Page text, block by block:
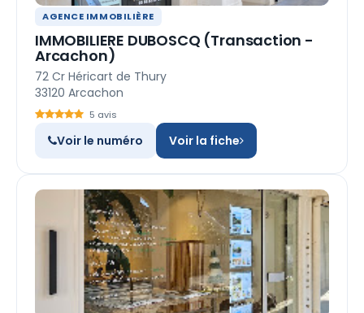
AGENCE IMMOBILIÈRE
IMMOBILIERE DUBOSCQ (Transaction -
Arcachon)
72 Cr Héricart de Thury
33120 Arcachon
5 avis
Voir le numéro Voir la fiche